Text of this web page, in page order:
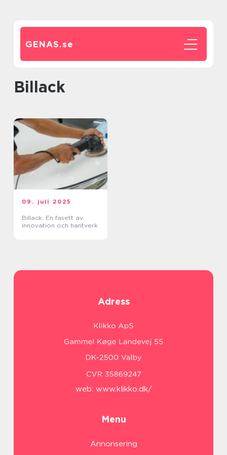
GENAS.se
Billack
09. juli 2025
Billack: En fasett av
innovation och hantverk
Adress
web: www.klikko.dk/
Menu
Annonsering